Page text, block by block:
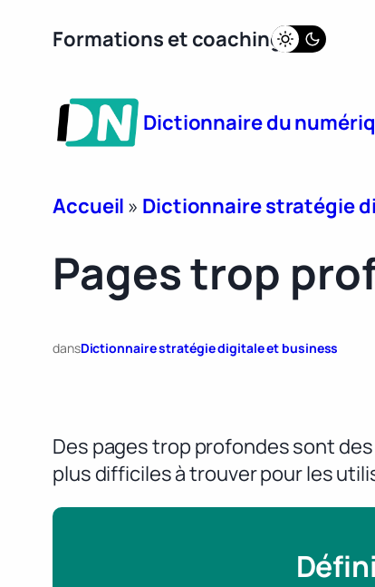
Formations et coaching
Dictionnaire du
Accueil » Dictionnaire stratégie
Pages trop
dansDictionnaire stratégie digitale et business
Des pages trop profondes sont
plus difficiles à trouver pour les